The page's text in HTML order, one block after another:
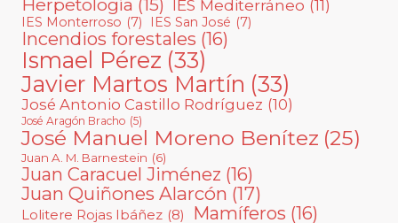
Herpetología (15) IES Mediterráneo (11)
IES Monterroso (7) IES San José (7)
Incendios forestales (16)
Ismael Pérez (33)
Javier Martos Martín (33)
José Antonio Castillo Rodríguez (10)
José Aragón Bracho (5)
José Manuel Moreno Benítez (25)
Juan A. M. Barnestein (6)
Juan Caracuel Jiménez (16)
Juan Quiñones Alarcón (17)
Lolitere Rojas Ibáñez (8) Mamíferos (16)